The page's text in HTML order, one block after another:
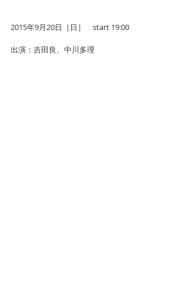
2015年9月20日［日］　start 19:00
出演：吉田良、中川多理